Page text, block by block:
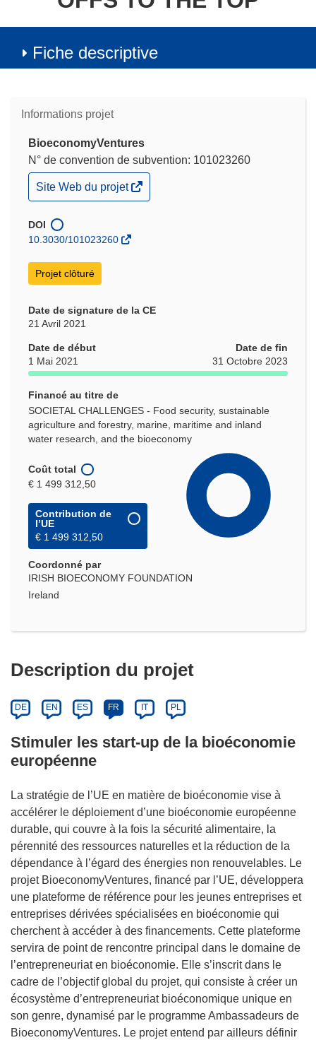
Fiche descriptive
Informations projet
BioeconomyVentures
N° de convention de subvention: 101023260
(s’ouvre
dans
nouvelle
fenêtre)
Site Web du projet
DOI
10.3030/101023260
Projet clôturé
Date de signature de la CE
21 Avril 2021
Date de début
1 Mai 2021
Date de fin
31 Octobre 2023
Financé au titre de
SOCIETAL CHALLENGES - Food security, sustainable
agriculture and forestry, marine, maritime and inland
water research, and the bioeconomy
Coût total
€ 1 499 312,50
Contribution de
l’UE
€ 1 499 312,50
Coordonné par
IRISH BIOECONOMY FOUNDATION
Ireland
Description du projet
DE EN ES FR IT PL
Stimuler les start-up de la bioéconomie
européenne
La stratégie de l’UE en matière de bioéconomie vise à
accélérer le déploiement d’une bioéconomie européenne
durable, qui couvre à la fois la sécurité alimentaire, la
pérennité des ressources naturelles et la réduction de la
dépendance à l’égard des énergies non renouvelables. Le
projet BioeconomyVentures, financé par l’UE, développera
une plateforme de référence pour les jeunes entreprises et
entreprises dérivées spécialisées en bioéconomie qui
cherchent à accéder à des financements. Cette plateforme
servira de point de rencontre principal dans le domaine de
l’entrepreneuriat en bioéconomie. Elle s’inscrit dans le
cadre de l’objectif global du projet, qui consiste à créer un
écosystème d’entrepreneuriat bioéconomique unique en
son genre, dynamisé par le programme Ambassadeurs de
BioeconomyVentures. Le projet entend par ailleurs définir